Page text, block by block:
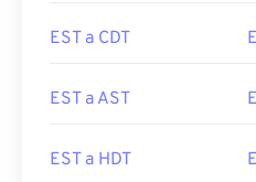
EST a CDT
EST a AST
EST a HDT